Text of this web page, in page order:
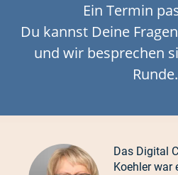
Ein Termin
Du kannst Deine
und wir besprechen
Runde.
Das Digital
Koehler war